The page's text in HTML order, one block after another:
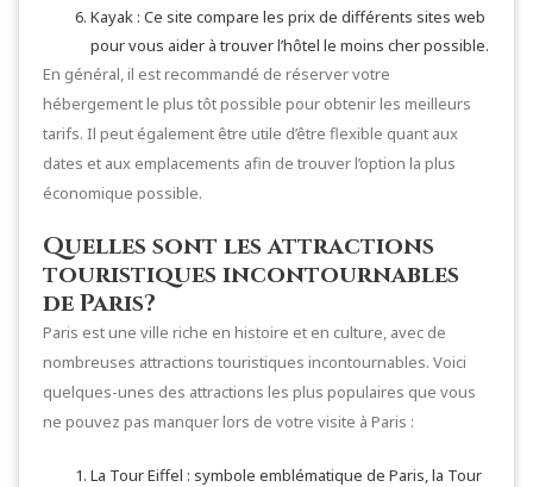
Kayak : Ce site compare les prix de différents sites web
pour vous aider à trouver l’hôtel le moins cher possible.
En général, il est recommandé de réserver votre
hébergement le plus tôt possible pour obtenir les meilleurs
tarifs. Il peut également être utile d’être flexible quant aux
dates et aux emplacements afin de trouver l’option la plus
économique possible.
Quelles sont les attractions
touristiques incontournables
de Paris?
Paris est une ville riche en histoire et en culture, avec de
nombreuses attractions touristiques incontournables. Voici
quelques-unes des attractions les plus populaires que vous
ne pouvez pas manquer lors de votre visite à Paris :
La Tour Eiffel : symbole emblématique de Paris, la Tour